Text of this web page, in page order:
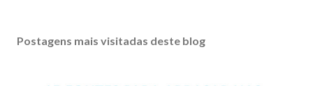
Postagens mais visitadas deste blog